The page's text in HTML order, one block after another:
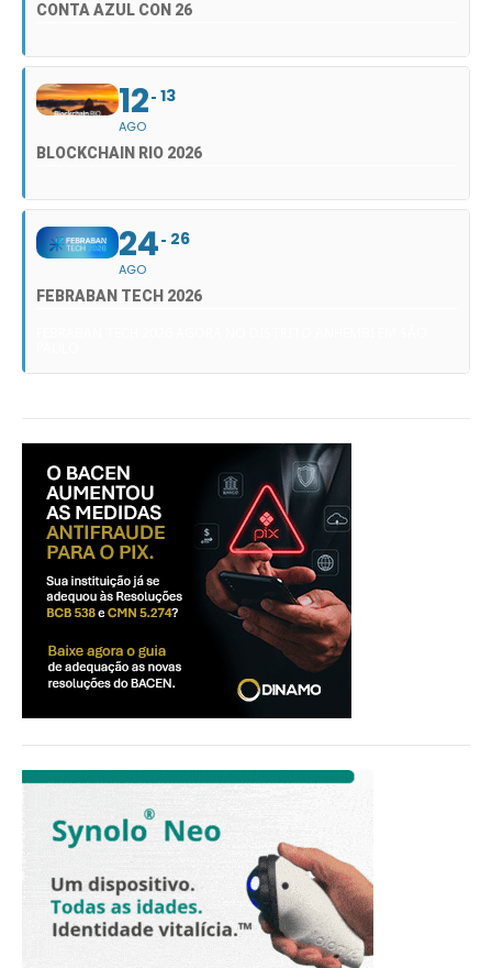
CONTA AZUL CON 26
12
AGO
13
BLOCKCHAIN RIO 2026
24
AGO
26
FEBRABAN TECH 2026